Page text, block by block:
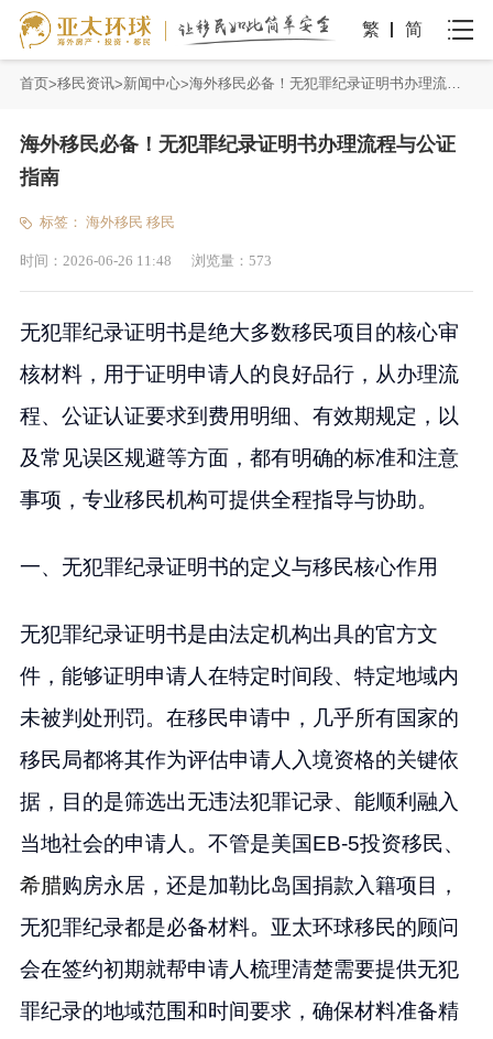
繁 简
首页 移民资讯 新闻中心 海外移民必备！无犯罪纪录证明书办理流程与公证指南
海外移民必备！无犯罪纪录证明书办理流程与公证
指南
标签： 海外移民 移民
时间： 2026-06-26 11:48 浏览量： 573
无犯罪纪录证明书是绝大多数移民项目的核心审
核材料，用于证明申请人的良好品行，从办理流
程、公证认证要求到费用明细、有效期规定，以
及常见误区规避等方面，都有明确的标准和注意
事项，专业移民机构可提供全程指导与协助。
一、无犯罪纪录证明书的定义与移民核心作用
无犯罪纪录证明书是由法定机构出具的官方文
件，能够证明申请人在特定时间段、特定地域内
未被判处刑罚。在移民申请中，几乎所有国家的
移民局都将其作为评估申请人入境资格的关键依
据，目的是筛选出无违法犯罪记录、能顺利融入
当地社会的申请人。不管是美国EB-5投资移民、
希腊购房永居，还是加勒比岛国捐款入籍项目，
无犯罪纪录都是必备材料。亚太环球移民的顾问
会在签约初期就帮申请人梳理清楚需要提供无犯
罪纪录的地域范围和时间要求，确保材料准备精